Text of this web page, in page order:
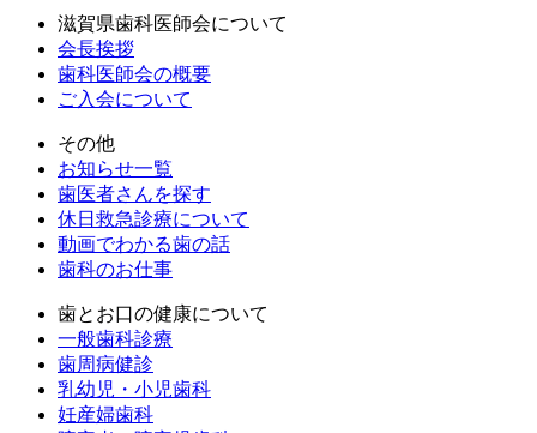
滋賀県歯科医師会について
会長挨拶
歯科医師会の概要
ご入会について
その他
お知らせ一覧
歯医者さんを探す
休日救急診療について
動画でわかる歯の話
歯科のお仕事
歯とお口の健康について
一般歯科診療
歯周病健診
乳幼児・小児歯科
妊産婦歯科